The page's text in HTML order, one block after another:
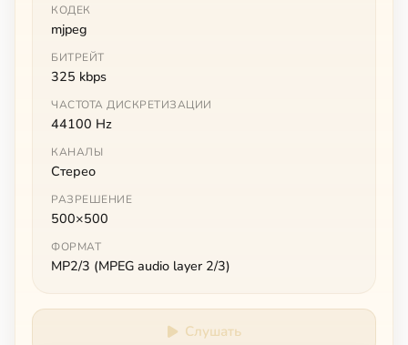
КОДЕК
mjpeg
БИТРЕЙТ
325 kbps
ЧАСТОТА ДИСКРЕТИЗАЦИИ
44100 Hz
КАНАЛЫ
Стерео
РАЗРЕШЕНИЕ
500×500
ФОРМАТ
MP2/3 (MPEG audio layer 2/3)
Слушать